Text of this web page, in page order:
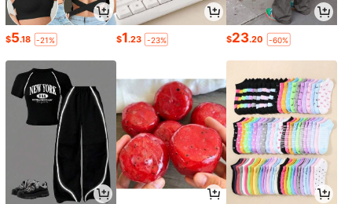
$5.18 -21% $1.23 -23% $23.20 -60%